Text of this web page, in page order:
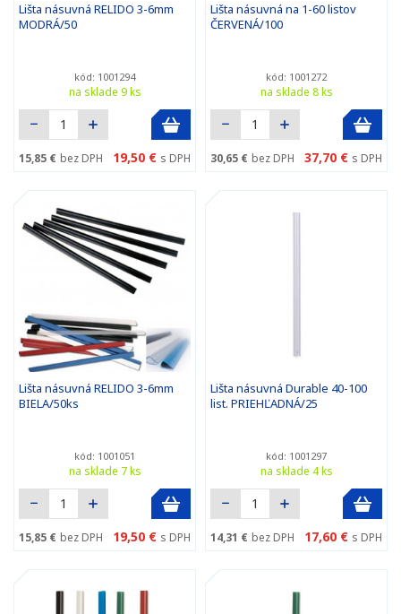
Lišta násuvná RELIDO 3-6mm
MODRÁ/50
kód: 1001294
na sklade 9 ks
15,85 € bez DPH 19,50 € s DPH
Lišta násuvná na 1-60 listov
ČERVENÁ/100
kód: 1001272
na sklade 8 ks
30,65 € bez DPH 37,70 € s DPH
Lišta násuvná RELIDO 3-6mm
BIELA/50ks
kód: 1001051
na sklade 7 ks
15,85 € bez DPH 19,50 € s DPH
Lišta násuvná Durable 40-100
list. PRIEHĽADNÁ/25
kód: 1001297
na sklade 4 ks
14,31 € bez DPH 17,60 € s DPH